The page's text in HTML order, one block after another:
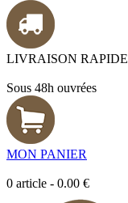
LIVRAISON RAPIDE
Sous 48h ouvrées
MON PANIER
0 article - 0.00 €